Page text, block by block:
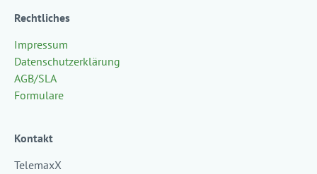
Rechtliches
Impressum
Datenschutzerklärung
AGB/SLA
Formulare
Kontakt
TelemaxX